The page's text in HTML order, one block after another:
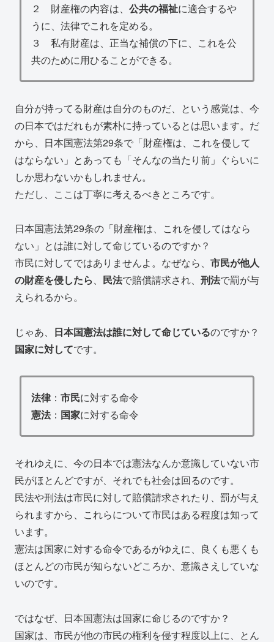
２ 財産権の内容は、 公共の福祉に適合するや
うに、法律でこれを定める。
３ 私有財産は、正当な補償の下に、これを公
共のために用ひることができる。
自分が持ってる財産は自分のものだ、という感覚は、今
の日本ではだれもが素朴に持っているとは思います。だ
から、日本国憲法第29条で「財産権は、これを侵して
はならない」とあっても「そんなの当たり前」ぐらいに
しか思わないかもしれません。
ただし、ここは丁寧に考えるべきところです。
日本国憲法第29条の「財産権は、これを侵してはなら
ない」とは誰に対して命じているのですか？
市民に対してではありませんよ。なぜなら、 市民が他人
の財産を侵したら、 民法で賠償請求され、 刑法で罰が与
えられるから。
じゃあ、 日本国憲法は誰に対して命じているのですか？
国家に対してです。
法律： 市民に対する命令
憲法： 国家に対する命令
それゆえに、今の日本では憲法なんか意識していない市
民がほとんどですが、それでも社会は回るのです。
民法や刑法は市民に対して賠償請求されたり、罰が与え
られますから、これらについて市民はある程度は知って
います。
憲法は国家に対する命令であるがゆえに、良くも悪くも
ほとんどの市民が知らないどころか、意識さえしていな
いのです。
ではなぜ、日本国憲法は国家に命じるのですか？
国家は、市民が他の市民の権利を侵す程度以上に、とん